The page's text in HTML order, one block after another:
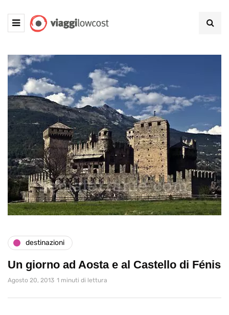
destinazioni
Un giorno ad Aosta e al Castello di Fénis
Agosto 20, 2013 1 minuti di lettura